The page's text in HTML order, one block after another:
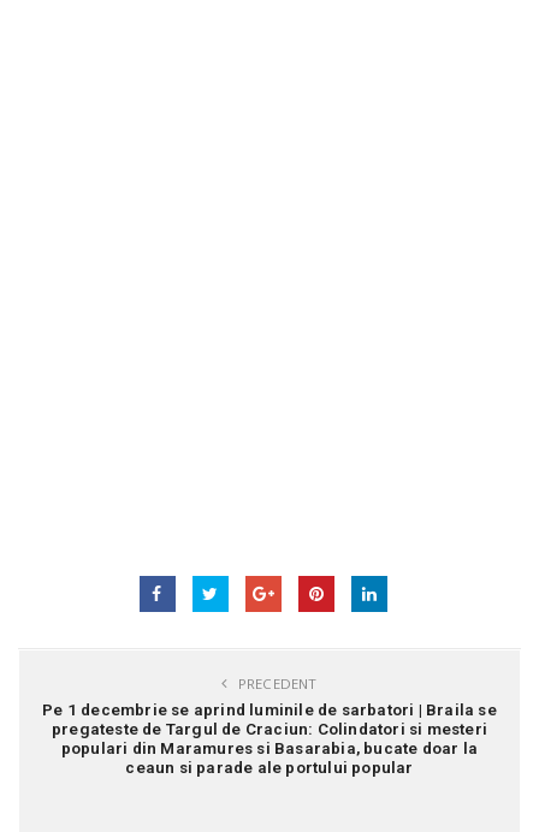
PRECEDENT
Pe 1 decembrie se aprind luminile de sarbatori | Braila se
pregateste de Targul de Craciun: Colindatori si mesteri
populari din Maramures si Basarabia, bucate doar la
ceaun si parade ale portului popular